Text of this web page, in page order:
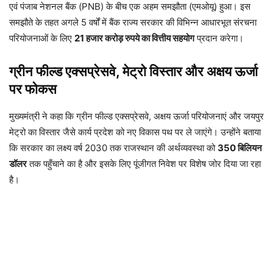
एवं पंजाब नेशनल बैंक (PNB) के बीच एक अहम समझौता (एमओयू) हुआ। इस
समझौते के तहत अगले 5 वर्षों में बैंक राज्य सरकार की विभिन्न आधारभूत संरचना
परियोजनाओं के लिए 21 हजार करोड़ रुपये का वित्तीय सहयोगप्रदान करेगा।
ग्रीन फील्ड एक्सप्रेसवे, मेट्रो विस्तार और अक्षय ऊर्जा
पर फोकस
मुख्यमंत्री ने कहा कि ग्रीन फील्ड एक्सप्रेसवे, अक्षय ऊर्जा परियोजनाएं और जयपुर
मेट्रो का विस्तार जैसे कार्य प्रदेश को नए विकास पथ पर ले जाएंगे। उन्होंने बताया
कि सरकार का लक्ष्य वर्ष 2030 तक राजस्थान की अर्थव्यवस्था को 350 बिलियन
डॉलरतक पहुँचाने का है और इसके लिए पूंजीगत निवेश पर विशेष जोर दिया जा रहा
है।